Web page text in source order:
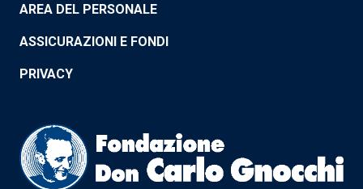
AREA DEL PERSONALE
ASSICURAZIONI E FONDI
PRIVACY